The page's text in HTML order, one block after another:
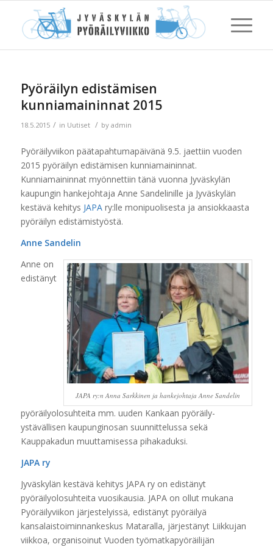
Pyöräilyn edistämisen
kunniamaininnat 2015
18.5.2015 / in Uutiset / by admin
Pyöräilyviikon päätapahtumapäivänä 9.5. jaettiin vuoden
2015 pyöräilyn edistämisen kunniamaininnat.
Kunniamaininnat myönnettiin tänä vuonna Jyväskylän
kaupungin hankejohtaja Anne Sandelinille ja Jyväskylän
kestävä kehitys JAPAry:lle monipuolisesta ja ansiokkaasta
pyöräilyn edistämistyöstä.
Anne Sandelin
JAPA ry:n Anna Sarkkinen ja hankejohtaja Anne Sandelin
Anne on
edistänyt
pyöräilyolosuhteita mm. uuden Kankaan pyöräily-
ystävällisen kaupunginosan suunnittelussa sekä
Kauppakadun muuttamisessa pihakaduksi.
JAPA ry
Jyväskylän kestävä kehitys JAPA ry on edistänyt
pyöräilyolosuhteita vuosikausia. JAPA on ollut mukana
Pyöräilyviikon järjestelyissä, edistänyt pyöräilyä
kansalaistoiminnankeskus Mataralla, järjestänyt Liikkujan
viikkoa, organisoinut Vuoden työmatkapyöräilijän